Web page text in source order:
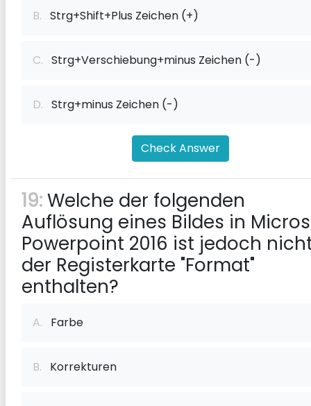
B. Strg+Shift+Plus Zeichen (+)
C. Strg+Verschiebung+minus Zeichen (-)
D. Strg+minus Zeichen (-)
Check Answer
19:Welche der folgenden
Auflösung eines Bildes in
Powerpoint 2016 ist jedoch
der Registerkarte "Format"
enthalten?
A. Farbe
B. Korrekturen